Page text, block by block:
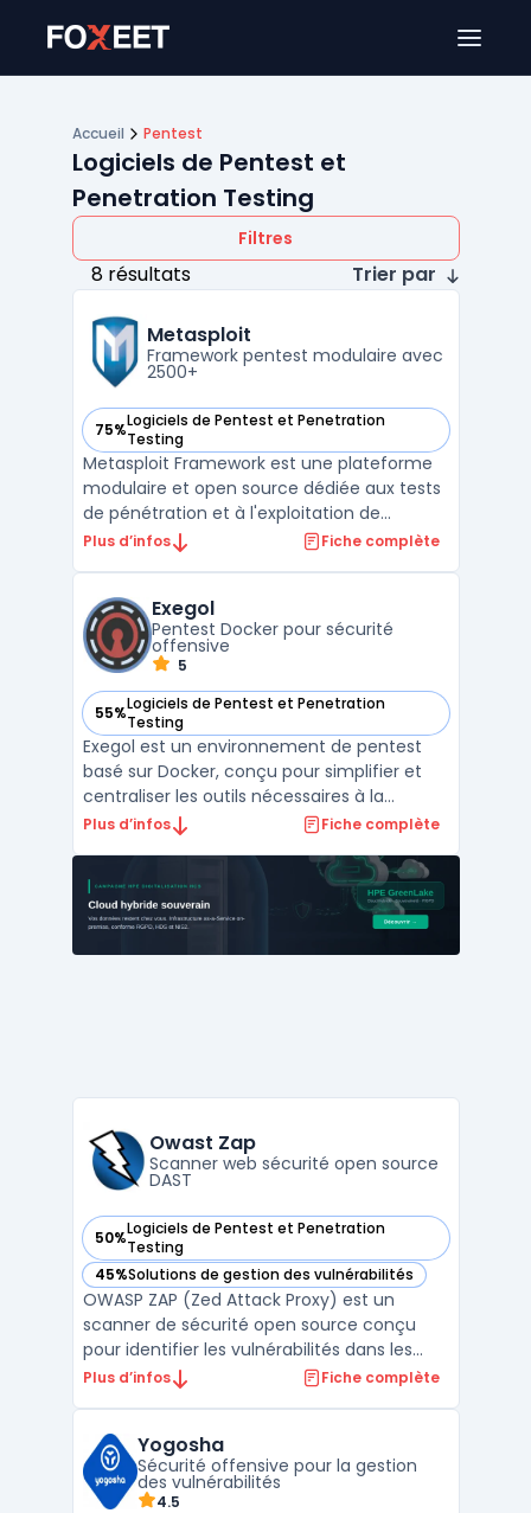
Accueil Pentest
Logiciels de Pentest et
Penetration Testing
Filtres
8 résultats Trier par
Metasploit
Framework pentest modulaire avec
2500+
75%Logiciels de Pentest et Penetration
Testing
— voir Metasploit dans cette catégorie
Metasploit Framework est une plateforme
modulaire et open source dédiée aux tests
de pénétration et à l'exploitation de
vulnérabilités. Créé en 2003 par H.D. Moore
données regroupant plus de 2 500 exploits
...
Plus d’infos Fiche complète
Exegol
Pentest Docker pour sécurité
offensive
5
55%Logiciels de Pentest et Penetration
Testing
— voir Exegol dans cette catégorie
Exegol est un environnement de pentest
basé sur Docker, conçu pour simplifier et
centraliser les outils nécessaires à la
sécurité offensive. Contrairement à des
Linux, Exegol tire parti des conteneurs
Docker pour offrir une infrastructure légère,
modulable et ...
Plus d’infos Fiche complète
Owast Zap
Scanner web sécurité open source
DAST
50%Logiciels de Pentest et Penetration
Testing
— voir Owast Zap dans cette catégorie
45%Solutions de gestion des vulnérabilités
— voir Owast Zap dans cette catégorie
OWASP ZAP (Zed Attack Proxy) est un
scanner de sécurité open source conçu
pour identifier les vulnérabilités dans les
applications web. Développé par OWASP et
HTTP permettant aux testeurs d'inspecter
et de modifier le ...
Plus d’infos Fiche complète
Yogosha
Sécurité offensive pour la gestion
des vulnérabilités
4.5